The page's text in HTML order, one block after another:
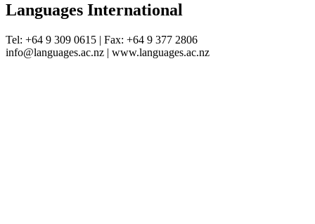
Languages International
Tel: +64 9 309 0615 | Fax: +64 9 377 2806
info@languages.ac.nz | www.languages.ac.nz